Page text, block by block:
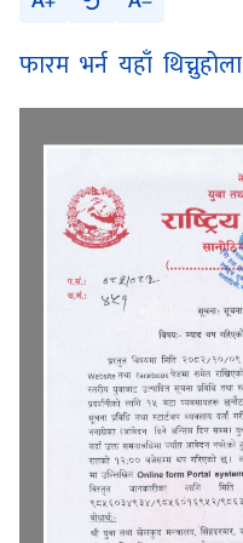
फारम भर्न यहाँ थिच्नुहोला